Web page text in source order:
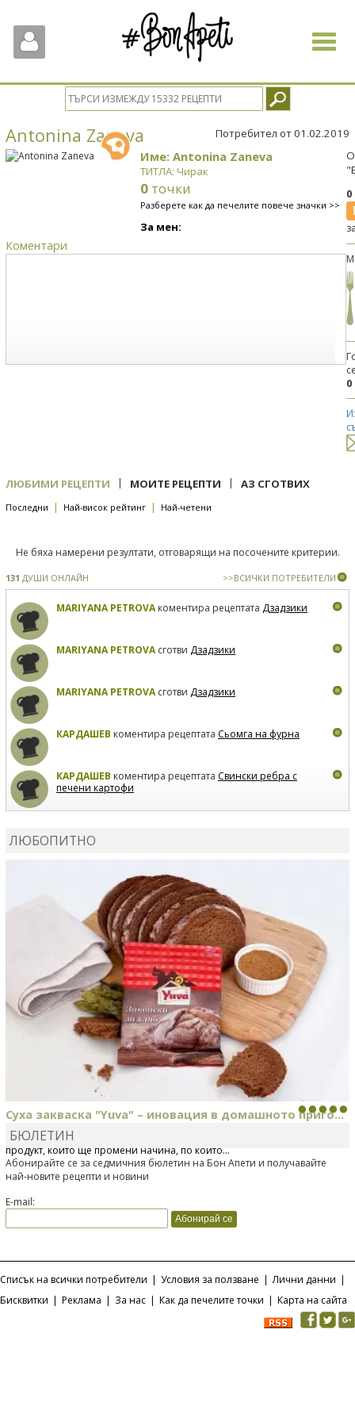
Toggle
Antonina Zaneva Потребител от 01.02.2019
Име: Antonina Zaneva
ТИТЛА: Чирак
0 точки
Разберете как да печелите повече значки >>
За мен:
Коментари
0
ЛЮБИМИ РЕЦЕПТИ | МОИТЕ РЕЦЕПТИ | АЗ СГОТВИХ
Последни | Най-висок рейтинг | Най-четени
Не бяха намерени резултати, отговарящи на посочените критерии.
131 ДУШИ ОНЛАЙН >>ВСИЧКИ ПОТРЕБИТЕЛИ
MARIYANA PETROVAкоментира рецептата Дзадзики
MARIYANA PETROVAсготви Дзадзики
MARIYANA PETROVAсготви Дзадзики
КАРДАШЕВ коментира рецептата Сьомга на фурна
КАРДАШЕВ коментира рецептата Свински ребра с
печени картофи
ЛЮБОПИТНО
Суха закваска "Yuva" – иновация в домашното приго...
Отскоро Лесафр България стартира предлагането на изцяло нов
продукт, който ще промени начина, по който...
БЮЛЕТИН
Абонирайте се за седмичния бюлетин на Бон Апети и получавайте
най-новите рецепти и новини
E-mail:
Списък на всички потребители | Условия за ползване | Лични данни |
Бисквитки | Реклама | За нас | Как да печелите точки | Карта на сайта